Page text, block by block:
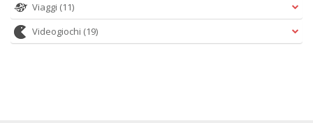
Viaggi (11)
Videogiochi (19)